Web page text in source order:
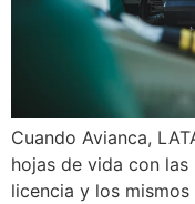
Cuando Avianca,
hojas de vida con las
licencia y los